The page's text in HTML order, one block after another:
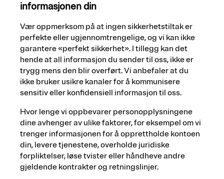
informasjonen din
Vær oppmerksom på at ingen sikkerhetstiltak er
perfekte eller ugjennomtrengelige, og vi kan ikke
garantere «perfekt sikkerhet». I tillegg kan det
hende at all informasjon du sender til oss, ikke er
trygg mens den blir overført. Vi anbefaler at du
ikke bruker usikre kanaler for å kommunisere
sensitiv eller konfidensiell informasjon til oss.
Hvor lenge vi oppbevarer personopplysningene
dine avhenger av ulike faktorer, for eksempel om vi
trenger informasjonen for å opprettholde kontoen
din, levere tjenestene, overholde juridiske
forpliktelser, løse tvister eller håndheve andre
gjeldende kontrakter og retningslinjer.